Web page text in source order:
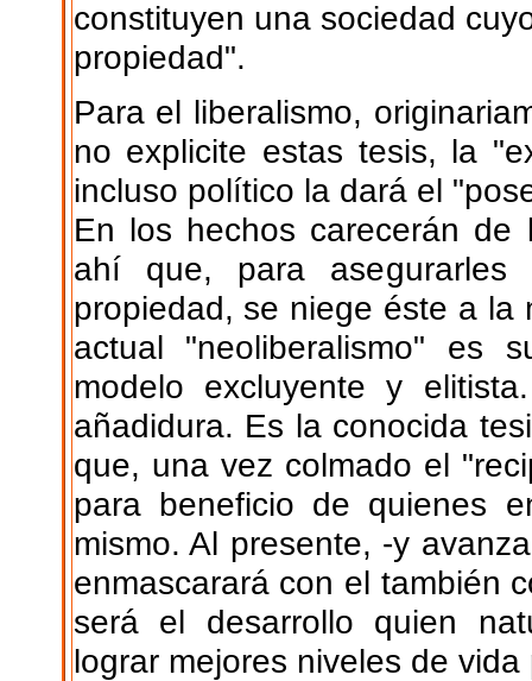
constituyen una sociedad
propiedad".
Para el liberalismo,
no explicite estas tesis, la
incluso político la dará el
En los hechos carecerán
ahí que, para
propiedad, se niege éste a la
actual "neoliberalismo" es
modelo excluyente y
añadidura. Es la conocida
que, una vez colmado el
para beneficio de quienes
mismo. Al presente, -y
enmascarará con el también
será el desarrollo quien
lograr mejores niveles de